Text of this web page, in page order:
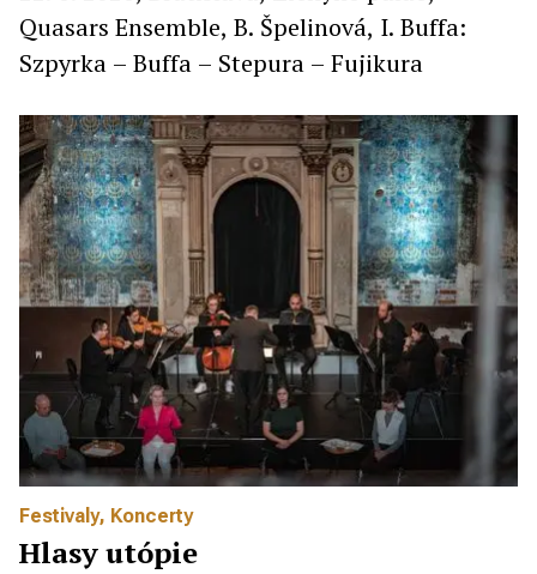
Quasars Ensemble, B. Špelinová, I. Buffa:
Szpyrka – Buffa – Stepura – Fujikura
Festivaly, Koncerty
Hlasy utópie